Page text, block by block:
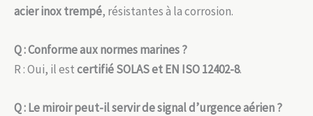
acier inox trempé, résistantes à la corrosion.
Q : Conforme aux normes marines ?
R : Oui, il estcertifié SOLAS et EN ISO 12402-8.
Q : Le miroir peut-il servir de signal d’urgence aérien ?